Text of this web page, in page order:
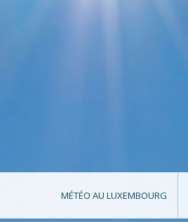
MÉTÉO AU LUXEMBOURG